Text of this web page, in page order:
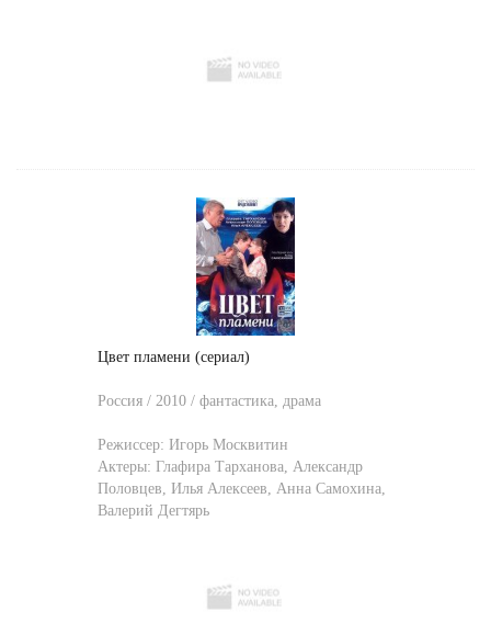
Цвет пламени (сериал)
Россия / 2010 / фантастика, драма
Режиссер: Игорь Москвитин
Актеры: Глафира Тарханова
Александр
Половцев Илья Алексеев Анна Самохина
Валерий Дегтярь